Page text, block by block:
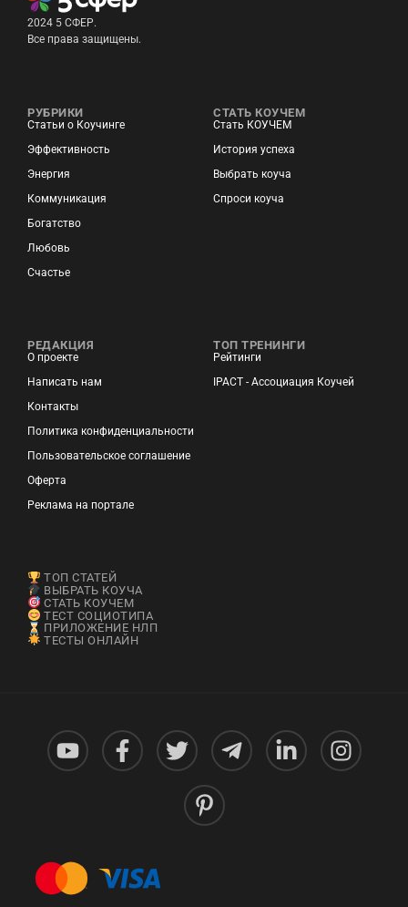
2024 5 СФЕР.
Все права защищены.
РУБРИКИ
Статьи о Коучинге
Эффективность
Энергия
Коммуникация
Богатство
Любовь
Счастье
СТАТЬ КОУЧЕМ
Стать КОУЧЕМ
История успеха
Выбрать коуча
Спроси коуча
РЕДАКЦИЯ
О проекте
Написать нам
Контакты
Политика конфиденциальности
Пользовательское соглашение
Оферта
Реклама на портале
ТОП ТРЕНИНГИ
Рейтинги
IPACT - Ассоциация Коучей
ТОП СТАТЕЙ
ВЫБРАТЬ КОУЧА
СТАТЬ КОУЧЕМ
ТЕСТ СОЦИОТИПА
ПРИЛОЖЕНИЕ НЛП
ТЕСТЫ ОНЛАЙН